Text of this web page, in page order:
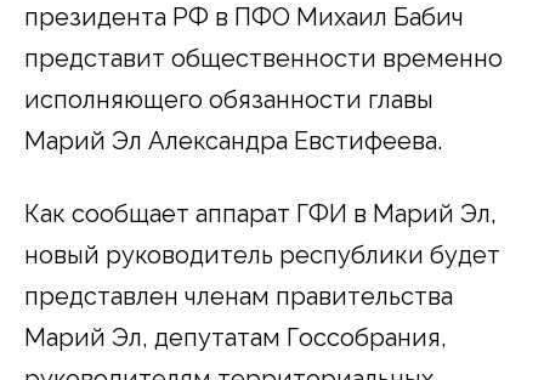
президента РФ в ПФО Михаил Бабич
представит общественности временно
исполняющего обязанности главы
Марий Эл Александра Евстифеева.
Как сообщает аппарат ГФИ в Марий Эл,
новый руководитель республики будет
представлен членам правительства
Марий Эл, депутатам Госсобрания,